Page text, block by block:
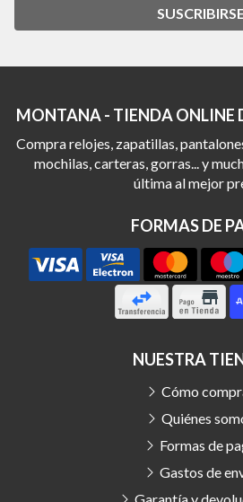
MONTANA - TIENDA ONLINE
Compra relojes, zapatillas,
mochilas, carteras, gorras... y
última al mejor
FORMAS DE
NUESTRA
Cómo
Quiénes
Formas de
Gastos de